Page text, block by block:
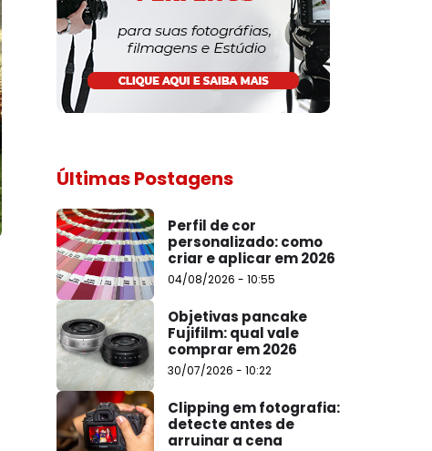
Últimas Postagens
Perfil de cor
personalizado: como
criar e aplicar em 2026
04/08/2026 - 10:55
Objetivas pancake
Fujifilm: qual vale
comprar em 2026
30/07/2026 - 10:22
Clipping em fotografia:
detecte antes de
arruinar a cena